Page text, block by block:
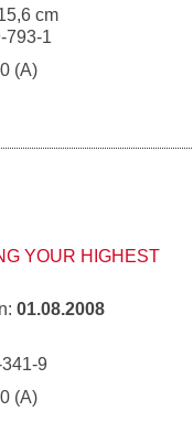
cm
793-1
(A)
YOUR HIGHEST
01.08.2008
9
(A)